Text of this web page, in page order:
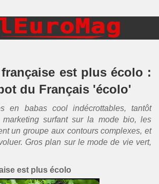
est plus écolo :
du Français 'écolo'
en babas cool indécrottables, tantôt
surfant sur la mode bio, les
un groupe aux contours complexes, et
Gros plan sur le mode de vie vert,
est plus écolo